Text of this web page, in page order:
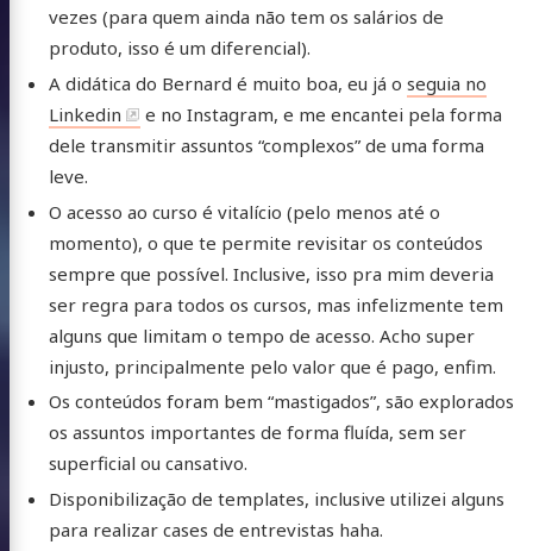
vezes (para quem ainda não tem os salários de
produto, isso é um diferencial).
A didática do Bernard é muito boa, eu já oseguia no
Linkedin
e no Instagram, e me encantei pela forma
dele transmitir assuntos “complexos” de uma forma
leve.
O acesso ao curso é vitalício (pelo menos até o
momento), o que te permite revisitar os conteúdos
sempre que possível. Inclusive, isso pra mim deveria
ser regra para todos os cursos, mas infelizmente tem
alguns que limitam o tempo de acesso. Acho super
injusto, principalmente pelo valor que é pago, enfim.
Os conteúdos foram bem “mastigados”, são explorados
os assuntos importantes de forma fluída, sem ser
superficial ou cansativo.
Disponibilização de templates, inclusive utilizei alguns
para realizar cases de entrevistas haha.